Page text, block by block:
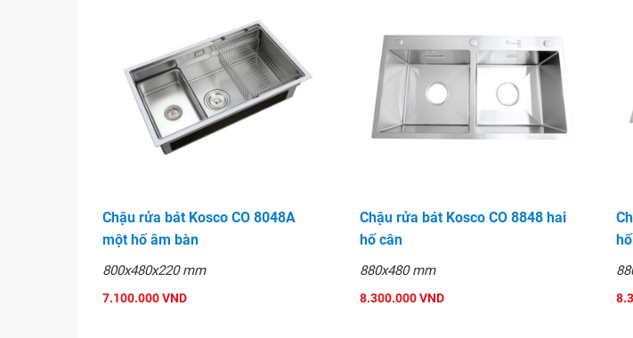
Chậu rửa bát Kosco CO 8048A
một hố âm bàn
800x480x220 mm
7.100.000 VND
Chậu rửa bát Kosco CO 8848 hai
hố cân
880x480 mm
8.300.000 VND